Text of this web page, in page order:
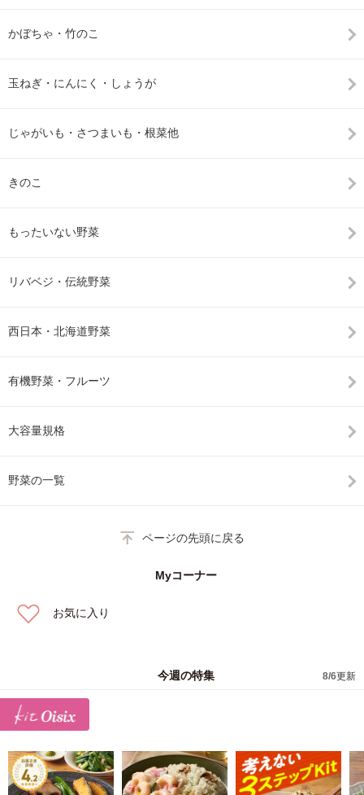
かぼちゃ・竹のこ
玉ねぎ・にんにく・しょうが
じゃがいも・さつまいも・根菜他
きのこ
もったいない野菜
リバベジ・伝統野菜
西日本・北海道野菜
有機野菜・フルーツ
大容量規格
野菜の一覧